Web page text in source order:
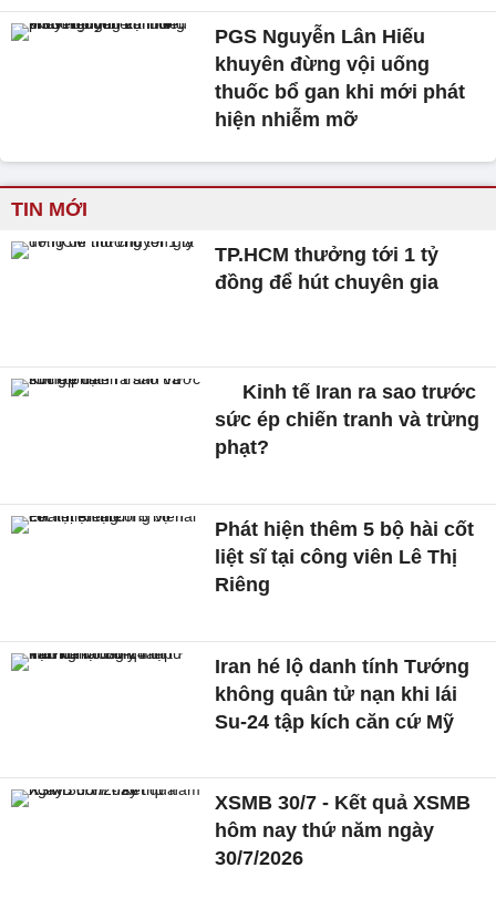
PGS Nguyễn Lân Hiếu
khuyên đừng vội uống
thuốc bổ gan khi mới phát
hiện nhiễm mỡ
TIN MỚI
TP.HCM thưởng tới 1 tỷ
đồng để hút chuyên gia
Kinh tế Iran ra sao trước
sức ép chiến tranh và trừng
phạt?
Phát hiện thêm 5 bộ hài cốt
liệt sĩ tại công viên Lê Thị
Riêng
Iran hé lộ danh tính Tướng
không quân tử nạn khi lái
Su-24 tập kích căn cứ Mỹ
XSMB 30/7 - Kết quả XSMB
hôm nay thứ năm ngày
30/7/2026